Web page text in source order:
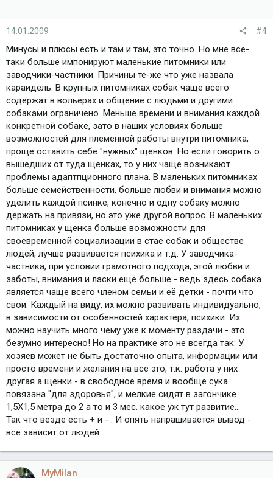
14.01.2009 #4
Минусы и плюсы есть и там и там, это точно. Но мне всё-
таки больше импонируют маленькие питомники или
заводчики-частники. Причины те-же что уже назвала
караидель. В крупных питомниках собак чаще всего
содержат в вольерах и общение с людьми и другими
собаками ограничено. Меньше времени и внимания каждой
конкретной собаке, зато в наших условиях больше
возможностей для племенной работы внутри питомника,
проще оставить себе "нужных" щенков. Но если говорить о
вышедших от туда щенках, то у них чаще возникают
проблемы адаптпционного плана. В маленьких питомниках
больше семейственности, больше любви и внимания можно
уделить каждой псинке, конечно и одну собаку можно
держать на привязи, но это уже другой вопрос. В маленьких
питомниках у щенка больше возможности для
своевременной социализации в стае собак и обществе
людей, лучше развивается психика и т.д. У заводчика-
частника, при условии грамотного подхода, этой любви и
заботы, внимания и ласки ещё больше - ведь здесь собака
является чаще всего членом семьи и её детки - почти что
свои. Каждый на виду, их можно развивать индивидуально,
в зависимости от особенностей характера, психики. Их
можно научить много чему уже к моменту раздачи - это
безумно интересно! Но на практике это не всегда так: У
хозяев может не быть достаточно опыта, информации или
просто времени и желания на всё это, т.к. работа у них
другая а щенки - в свободное время и вообще сука
повязана "для здоровья", и мелкие сидят в загончике
1,5Х1,5 метра до 2 а то и 3 мес. какое уж тут развитие...
Так что везде есть + и - . И опять напрашивается вывод -
всё зависит от людей.
MyMilan